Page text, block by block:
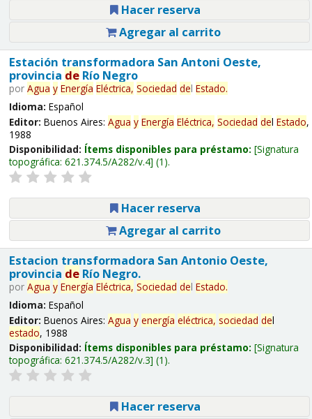
Hacer reserva
Agregar al carrito
Estación transformadora San Antoni Oeste,
provincia deRío Negro
por Agua y Energía Eléctrica, Sociedad del Estado.
Idioma: Español
Editor: Buenos Aires: Agua y Energía Eléctrica, Sociedad del Estado,
1988
Disponibilidad: Ítems disponibles para préstamo: Signatura
topográfica: 621.374.5/A282/v.4 (1).
Hacer reserva
Agregar al carrito
Estacion transformadora San Antonio Oeste,
provincia deRío Negro.
por Agua y Energía Eléctrica, Sociedad del Estado.
Idioma: Español
Editor: Buenos Aires: Agua y energía eléctrica, sociedad del
estado, 1988
Disponibilidad: Ítems disponibles para préstamo: Signatura
topográfica: 621.374.5/A282/v.3 (1).
Hacer reserva